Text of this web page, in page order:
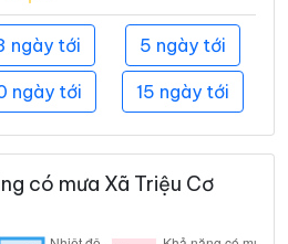
ngày tới 5 ngày tới
ngày tới 15 ngày tới
có mưa Xã Triệu Cơ